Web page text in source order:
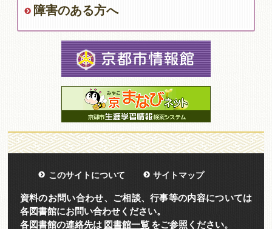
障害のある方へ
このサイトについて サイトマップ
資料のお問い合わせ、ご相談、行事等の内容については
各図書館にお問い合わせください。
各図書館の連絡先は 図書館一覧をご参照ください。